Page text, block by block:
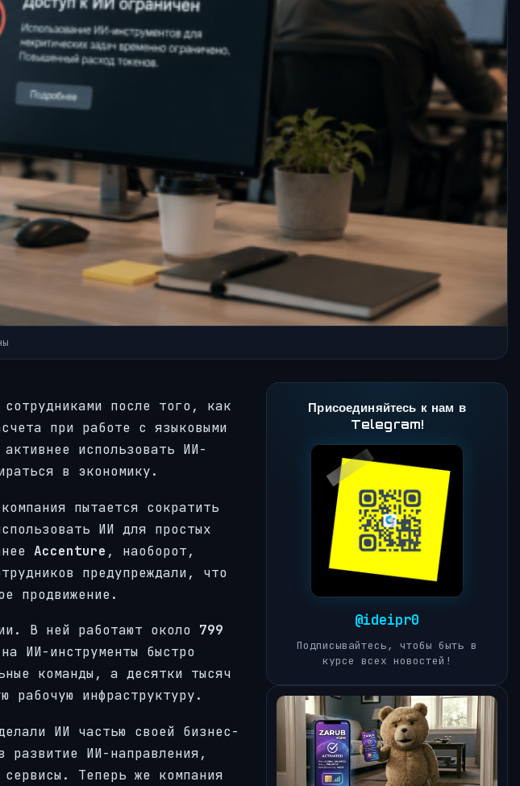
сотрудниками после того, как
при работе с языковыми
использовать ИИ-
в экономику.
пытается сократить
ИИ для простых
Accenture , наоборот,
предупреждали, что
продвижение.
В ней работают около 799
ИИ-инструменты быстро
команды, а десятки тысяч
рабочую инфраструктуру.
ИИ частью своей бизнес-
развитие ИИ-направления,
Теперь же компания
Присоединяйтесь к нам в
Telegram!
@ideipr0
Подписывайтесь, чтобы быть в
курсе всех новостей!